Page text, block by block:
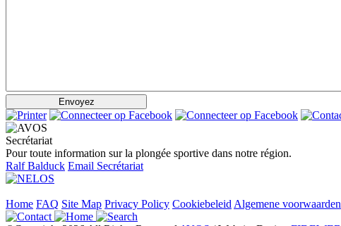
Secrétariat
Pour toute information sur la plongée sportive dans notre région.
Ralf Balduck Email Secrétariat
Home FAQ Site Map Privacy Policy Cookiebeleid Algemene voorwaarden